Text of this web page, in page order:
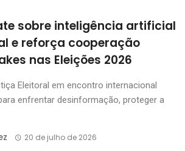
sobre inteligência artificial
e reforça cooperação
nas Eleições 2026
Eleitoral em encontro internacional
enfrentar desinformação, proteger a
20 de julho de 2026